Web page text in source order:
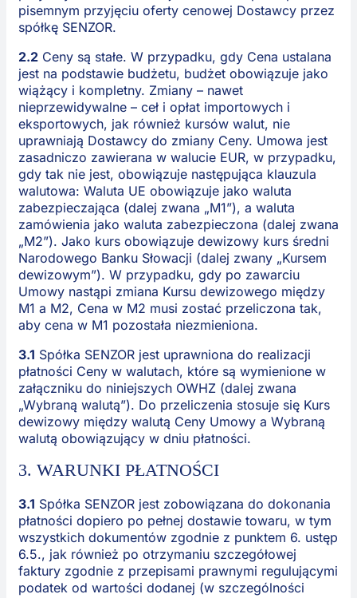
pisemnym przyjęciu oferty cenowej Dostawcy przez
spółkę SENZOR.
2.2Ceny są stałe. W przypadku, gdy Cena ustalana
jest na podstawie budżetu, budżet obowiązuje jako
wiążący i kompletny. Zmiany – nawet
nieprzewidywalne – ceł i opłat importowych i
eksportowych, jak również kursów walut, nie
uprawniają Dostawcy do zmiany Ceny. Umowa jest
zasadniczo zawierana w walucie EUR, w przypadku,
gdy tak nie jest, obowiązuje następująca klauzula
walutowa: Waluta UE obowiązuje jako waluta
zabezpieczająca (dalej zwana „M1”), a waluta
zamówienia jako waluta zabezpieczona (dalej zwana
„M2”). Jako kurs obowiązuje dewizowy kurs średni
Narodowego Banku Słowacji (dalej zwany „Kursem
dewizowym”). W przypadku, gdy po zawarciu
Umowy nastąpi zmiana Kursu dewizowego między
M1 a M2, Cena w M2 musi zostać przeliczona tak,
aby cena w M1 pozostała niezmieniona.
3.1 Spółka SENZOR jest uprawniona do realizacji
płatności Ceny w walutach, które są wymienione w
załączniku do niniejszych OWHZ (dalej zwana
„Wybraną walutą”). Do przeliczenia stosuje się Kurs
dewizowy między walutą Ceny Umowy a Wybraną
walutą obowiązujący w dniu płatności.
3. WARUNKI PŁATNOŚCI
3.1 Spółka SENZOR jest zobowiązana do dokonania
płatności dopiero po pełnej dostawie towaru, w tym
wszystkich dokumentów zgodnie z punktem 6. ustęp
6.5., jak również po otrzymaniu szczegółowej
faktury zgodnie z przepisami prawnymi regulującymi
podatek od wartości dodanej (w szczególności